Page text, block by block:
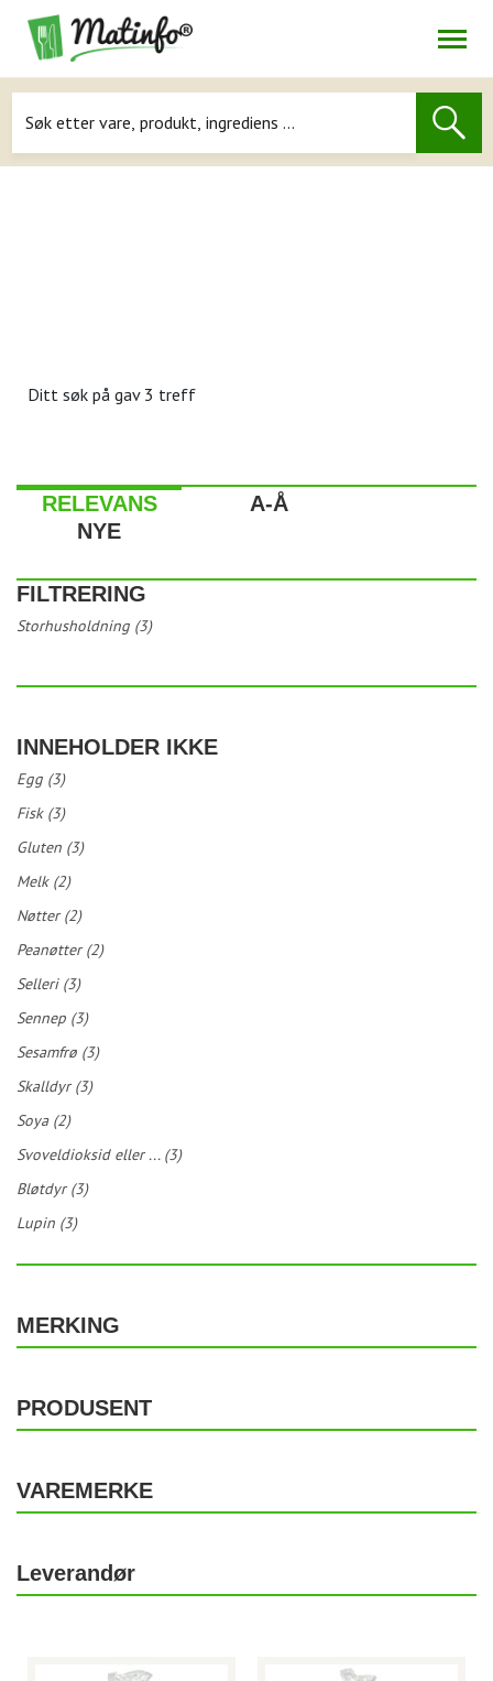
Navigasjon
Ditt søk på gav 3 treff
RELEVANS
A-Å
NYE
FILTRERING
Storhusholdning (3)
INNEHOLDER IKKE
Egg (3)
Fisk (3)
Gluten (3)
Melk (2)
Nøtter (2)
Peanøtter (2)
Selleri (3)
Sennep (3)
Sesamfrø (3)
Skalldyr (3)
Soya (2)
Svoveldioksid eller ... (3)
Bløtdyr (3)
Lupin (3)
MERKING
PRODUSENT
VAREMERKE
Leverandør